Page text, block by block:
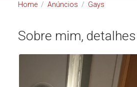
Home / Anúncios / Gays
Sobre mim,